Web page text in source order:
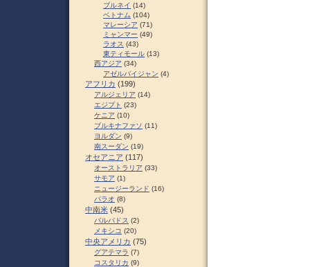
ブルネイ (14)
ベトナム (104)
マレーシア (71)
ミャンマー (49)
ラオス (43)
東ティモール (13)
西アジア (34)
アゼルバイジャン (4)
アフリカ (199)
アルジェリア (14)
エジプト (23)
ケニア (10)
ブルキナファソ (11)
ヨルダン (9)
南スーダン (19)
オセアニア (117)
オーストラリア (33)
サモア (1)
ニュージーランド (16)
パラオ (8)
中南米 (45)
バルバドス (2)
メキシコ (20)
中央アメリカ (75)
グアテマラ (7)
コスタリカ (9)